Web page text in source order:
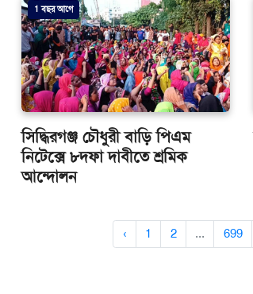
1 বছর আগে
সিদ্ধিরগঞ্জ চৌধুরী বাড়ি পিএম
নিটেক্সে ৮দফা দাবীতে শ্রমিক
আন্দোলন
‹ 1 2 ... 699